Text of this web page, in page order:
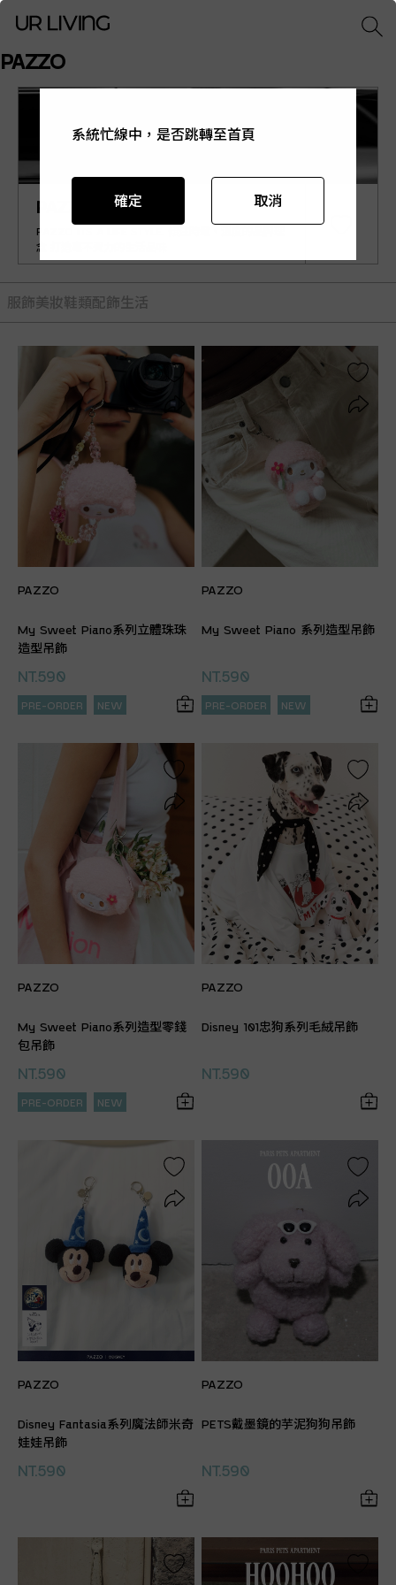
PAZZO
PAZZO
PAZZO ITS A LIFE STYLE. 傾注時髦、溫度的品牌理
念 打造毫不費力的生活品味
服飾美妝 鞋類配飾生活
PAZZO
My Sweet Piano系列立體珠珠
造型吊飾
NT.590
PRE-ORDER NEW
PAZZO
My Sweet Piano 系列造型吊飾
NT.590
PRE-ORDER NEW
PAZZO
My Sweet Piano系列造型零錢
包吊飾
NT.590
PRE-ORDER NEW
PAZZO
Disney 101忠狗系列毛絨吊飾
NT.590
PAZZO
Disney Fantasia系列魔法師米奇
娃娃吊飾
NT.590
PAZZO
PETS戴墨鏡的芋泥狗狗吊飾
NT.590
系統忙線中，是否跳轉至首頁
確定 取消
系統忙線中，是否跳轉至首頁
確定 取消
系統忙線中，是否跳轉至首頁
確定 取消
系統忙線中，是否跳轉至首頁
確定 取消
系統忙線中，是否跳轉至首頁
確定 取消